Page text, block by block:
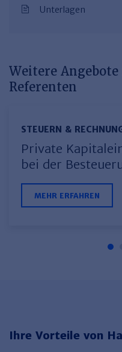
Unterlagen
Weitere
Referenten
STEUERN &
Private
bei der
MEHR ERFAHREN
Ihre Vorteile von